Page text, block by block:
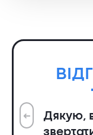
Дякую,
➜